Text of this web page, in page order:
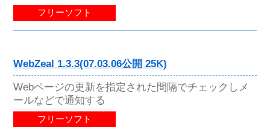
フリーソフト
WebZeal 1.3.3(07.03.06公開 25K)
Webページの更新を指定された間隔でチェックしメ
ールなどで通知する
フリーソフト